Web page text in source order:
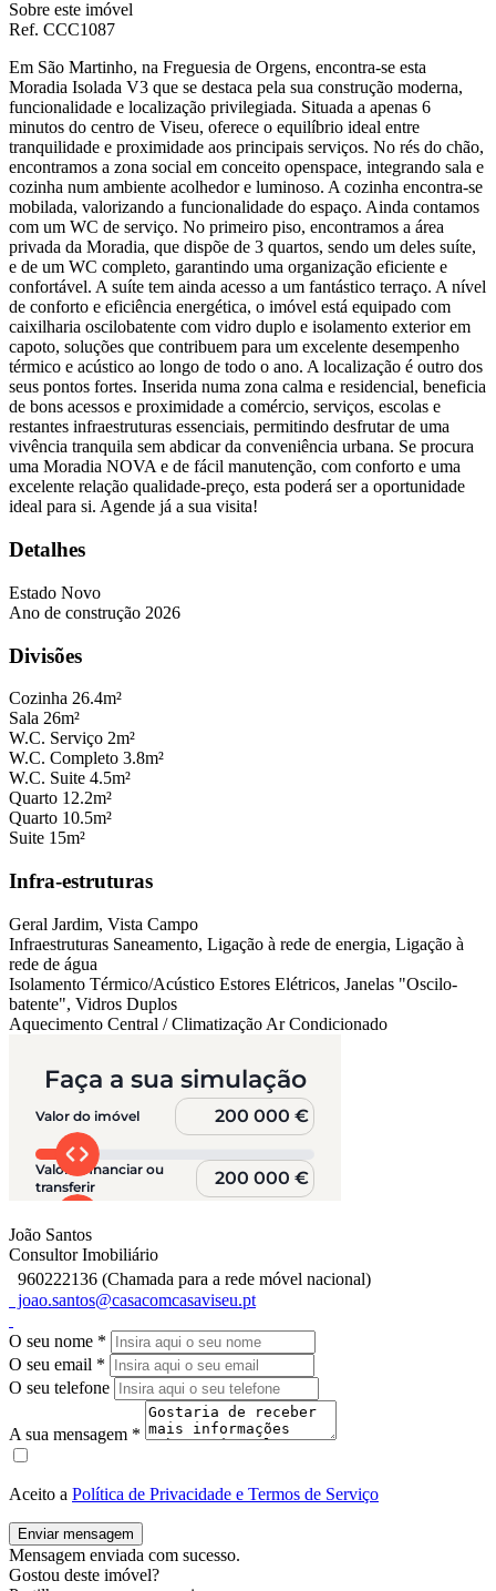
Sobre este imóvel
Ref. CCC1087
Em São Martinho, na Freguesia de Orgens, encontra-se esta
Moradia Isolada V3 que se destaca pela sua construção moderna,
funcionalidade e localização privilegiada. Situada a apenas 6
minutos do centro de Viseu, oferece o equilíbrio ideal entre
tranquilidade e proximidade aos principais serviços. No rés do chão,
encontramos a zona social em conceito openspace, integrando sala e
cozinha num ambiente acolhedor e luminoso. A cozinha encontra-se
mobilada, valorizando a funcionalidade do espaço. Ainda contamos
com um WC de serviço. No primeiro piso, encontramos a área
privada da Moradia, que dispõe de 3 quartos, sendo um deles suíte,
e de um WC completo, garantindo uma organização eficiente e
confortável. A suíte tem ainda acesso a um fantástico terraço. A nível
de conforto e eficiência energética, o imóvel está equipado com
caixilharia oscilobatente com vidro duplo e isolamento exterior em
capoto, soluções que contribuem para um excelente desempenho
térmico e acústico ao longo de todo o ano. A localização é outro dos
seus pontos fortes. Inserida numa zona calma e residencial, beneficia
de bons acessos e proximidade a comércio, serviços, escolas e
restantes infraestruturas essenciais, permitindo desfrutar de uma
vivência tranquila sem abdicar da conveniência urbana. Se procura
uma Moradia NOVA e de fácil manutenção, com conforto e uma
excelente relação qualidade-preço, esta poderá ser a oportunidade
ideal para si. Agende já a sua visita!
Detalhes
Estado Novo
Ano de construção 2026
Divisões
Cozinha 26.4m²
Sala 26m²
W.C. Serviço 2m²
W.C. Completo 3.8m²
W.C. Suite 4.5m²
Quarto 12.2m²
Quarto 10.5m²
Suite 15m²
Infra-estruturas
Geral Jardim, Vista Campo
Infraestruturas Saneamento, Ligação à rede de energia, Ligação à
rede de água
Isolamento Térmico/Acústico Estores Elétricos, Janelas "Oscilo-
batente", Vidros Duplos
Aquecimento Central / Climatização Ar Condicionado
João Santos
Consultor Imobiliário
960222136 (Chamada para a rede móvel nacional)
joao.santos@casacomcasaviseu.pt
O seu nome *
O seu email *
O seu telefone
A sua mensagem *
Aceito a Política de Privacidade e Termos de Serviço
Enviar mensagem
Mensagem enviada com sucesso.
Gostou deste imóvel?